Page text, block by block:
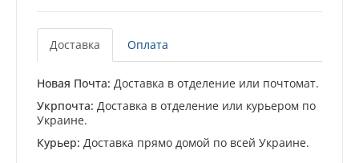
Доставка Оплата
Новая Почта: Доставка в отделение или почтомат.
Укрпочта: Доставка в отделение или курьером по
Украине.
Курьер: Доставка прямо домой по всей Украине.